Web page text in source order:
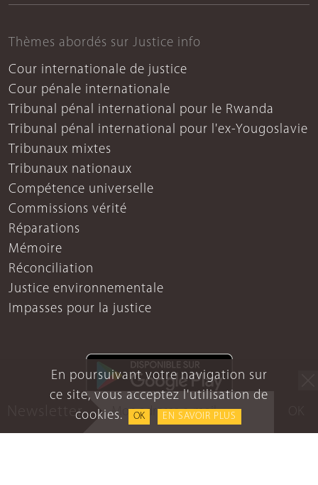
En poursuivant votre navigation sur
ce site, vous acceptez l'utilisation de
cookies.
OK EN SAVOIR PLUS
Thèmes abordés sur Justice info
Cour internationale de justice
Cour pénale internationale
Tribunal pénal international pour le Rwanda
Tribunal pénal international pour l'ex-Yougoslavie
Tribunaux mixtes
Tribunaux nationaux
Compétence universelle
Commissions vérité
Réparations
Mémoire
Réconciliation
Justice environnementale
Impasses pour la justice
Mentions légales
Newsletter